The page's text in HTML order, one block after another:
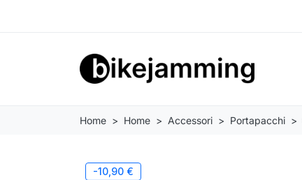
Home Home Accessori Portapacchi
-10,90 €